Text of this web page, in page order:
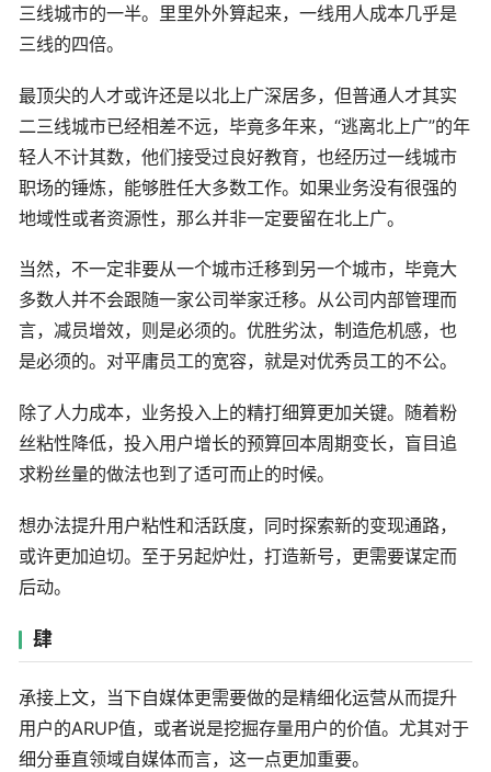
三线城市的一半。里里外外算起来，一线用人成本几乎是
三线的四倍。
最顶尖的人才或许还是以北上广深居多，但普通人才其实
二三线城市已经相差不远，毕竟多年来，“逃离北上广”的年
轻人不计其数，他们接受过良好教育，也经历过一线城市
职场的锤炼，能够胜任大多数工作。如果业务没有很强的
地域性或者资源性，那么并非一定要留在北上广。
当然，不一定非要从一个城市迁移到另一个城市，毕竟大
多数人并不会跟随一家公司举家迁移。从公司内部管理而
言，减员增效，则是必须的。优胜劣汰，制造危机感，也
是必须的。对平庸员工的宽容，就是对优秀员工的不公。
除了人力成本，业务投入上的精打细算更加关键。随着粉
丝粘性降低，投入用户增长的预算回本周期变长，盲目追
求粉丝量的做法也到了适可而止的时候。
想办法提升用户粘性和活跃度，同时探索新的变现通路，
或许更加迫切。至于另起炉灶，打造新号，更需要谋定而
后动。
肆
承接上文，当下自媒体更需要做的是精细化运营从而提升
用户的ARUP值，或者说是挖掘存量用户的价值。尤其对于
细分垂直领域自媒体而言，这一点更加重要。